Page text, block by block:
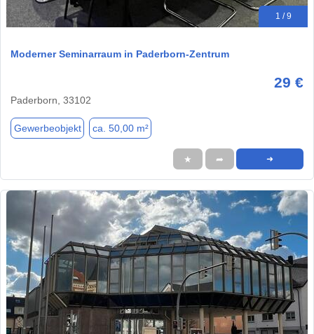
1 / 9
Moderner Seminarraum in Paderborn-Zentrum
29 €
Paderborn, 33102
Gewerbeobjekt ca. 50,00 m²
★ ➦ ➜